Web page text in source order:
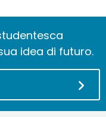
idea di futuro.